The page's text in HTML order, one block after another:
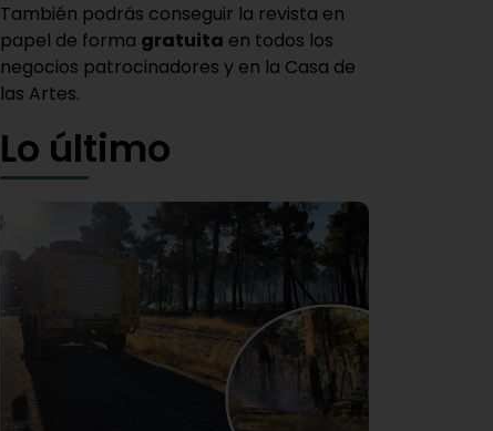
También podrás conseguir la revista en
papel de forma gratuita en todos los
negocios patrocinadores y en la Casa de
las Artes.
Lo último